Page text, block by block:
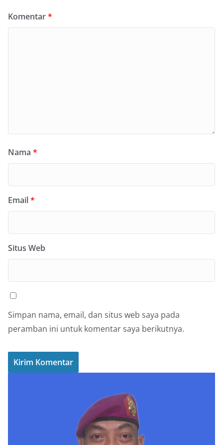
Komentar*
Nama *
Email*
Situs Web
Simpan nama, email, dan situs web saya pada
peramban ini untuk komentar saya berikutnya.